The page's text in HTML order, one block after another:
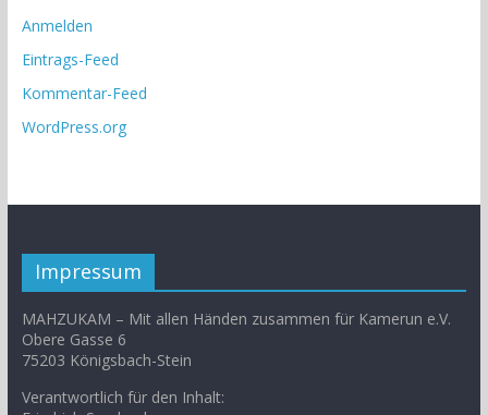
Anmelden
Eintrags-Feed
Kommentar-Feed
WordPress.org
Impressum
MAHZUKAM – Mit allen Händen zusammen für Kamerun e.V.
Obere Gasse 6
75203 Königsbach-Stein
Verantwortlich für den Inhalt: